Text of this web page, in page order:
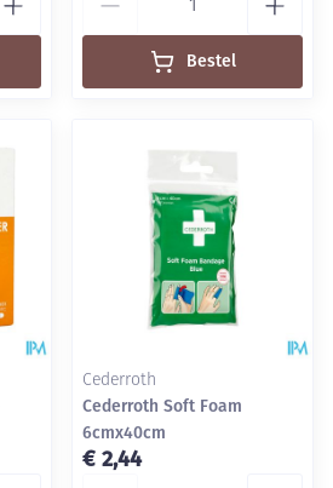
Bestel
Cederroth
Cederroth Soft Foam
6cmx40cm
€ 2,44